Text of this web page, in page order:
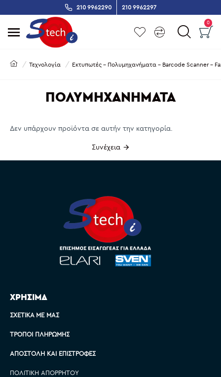
210 9962290 210 9962297
0
Τεχνολογία Εκτυπωτές - Πολυμηχανήματα - Barcode Scanner -
ΠΟΛΥΜΗΧΑΝΉΜΑΤΑ
Δεν υπάρχουν προϊόντα σε αυτήν την κατηγορία.
Συνέχεια
ΧΡΗΣΙΜΑ
ΣΧΕΤΙΚΆ ΜΕ ΜΑΣ
ΤΡΌΠΟΙ ΠΛΗΡΩΜΉΣ
ΑΠΟΣΤΟΛΉ ΚΑΙ ΕΠΙΣΤΡΟΦΈΣ
ΠΟΛΙΤΙΚΉ ΑΠΟΡΡΉΤΟΥ